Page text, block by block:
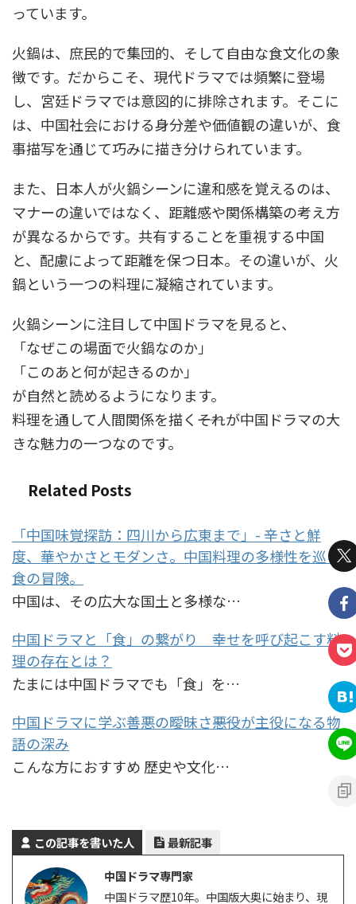
っています。
火鍋は、庶民的で集団的、そして自由な食文化の象
徴です。だからこそ、現代ドラマでは頻繁に登場
し、宮廷ドラマでは意図的に排除されます。そこに
は、中国社会における身分差や価値観の違いが、食
事描写を通じて巧みに描き分けられています。
また、日本人が火鍋シーンに違和感を覚えるのは、
マナーの違いではなく、距離感や関係構築の考え方
が異なるからです。共有することを重視する中国
と、配慮によって距離を保つ日本。その違いが、火
鍋という一つの料理に凝縮されています。
火鍋シーンに注目して中国ドラマを見ると、
「なぜこの場面で火鍋なのか」
「このあと何が起きるのか」
が自然と読めるようになります。
料理を通して人間関係を描く――それが中国ドラマの大
きな魅力の一つなのです。
Related Posts
「中国味覚探訪：四川から広東まで」- 辛さと鮮
度、華やかさとモダンさ。中国料理の多様性を巡る
食の冒険。
中国は、その広大な国土と多様な…
中国ドラマと「食」の繋がり 幸せを呼び起こす料
理の存在とは？
たまには中国ドラマでも「食」を…
中国ドラマに学ぶ善悪の曖昧さ――悪役が主役になる物
語の深み
こんな方におすすめ 歴史や文化…
この記事を書いた人
最新記事
中国ドラマ専門家
中国ドラマ歴10年。中国版大奥に始まり、現